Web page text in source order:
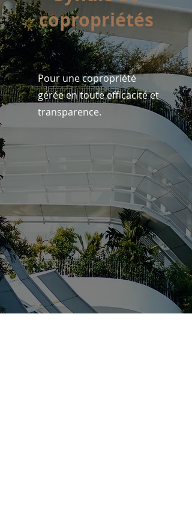
copropriétés
Pour une copropriété
gérée en toute efficacité et
transparence.